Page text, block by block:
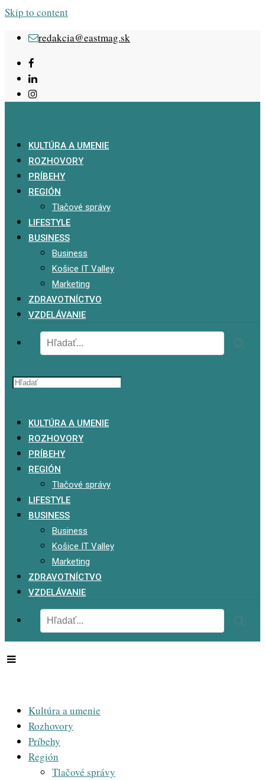
Skip to content
redakcia@eastmag.sk
KULTÚRA A UMENIE
ROZHOVORY
PRÍBEHY
REGIÓN
Tlačové správy
LIFESTYLE
BUSINESS
Business
Košice IT Valley
Marketing
ZDRAVOTNÍCTVO
VZDELÁVANIE
KULTÚRA A UMENIE
ROZHOVORY
PRÍBEHY
REGIÓN
Tlačové správy
LIFESTYLE
BUSINESS
Business
Košice IT Valley
Marketing
ZDRAVOTNÍCTVO
VZDELÁVANIE
Kultúra a umenie
Rozhovory
Príbehy
Región
Tlačové správy